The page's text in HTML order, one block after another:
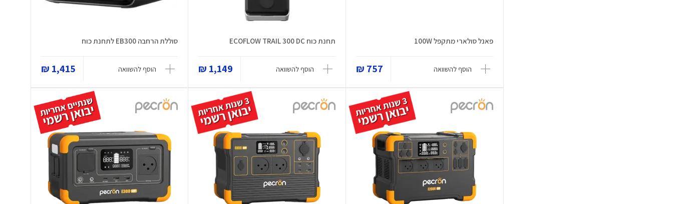
פאנל סולארי מתקפל 100W
הוסף להשוואה 757 ₪
תחנת כוח ECOFLOW TRAIL 300 DC
הוסף להשוואה 1,149 ₪
סוללת הרחבה EB300 לתחנת כוח
הוסף להשוואה 1,415 ₪